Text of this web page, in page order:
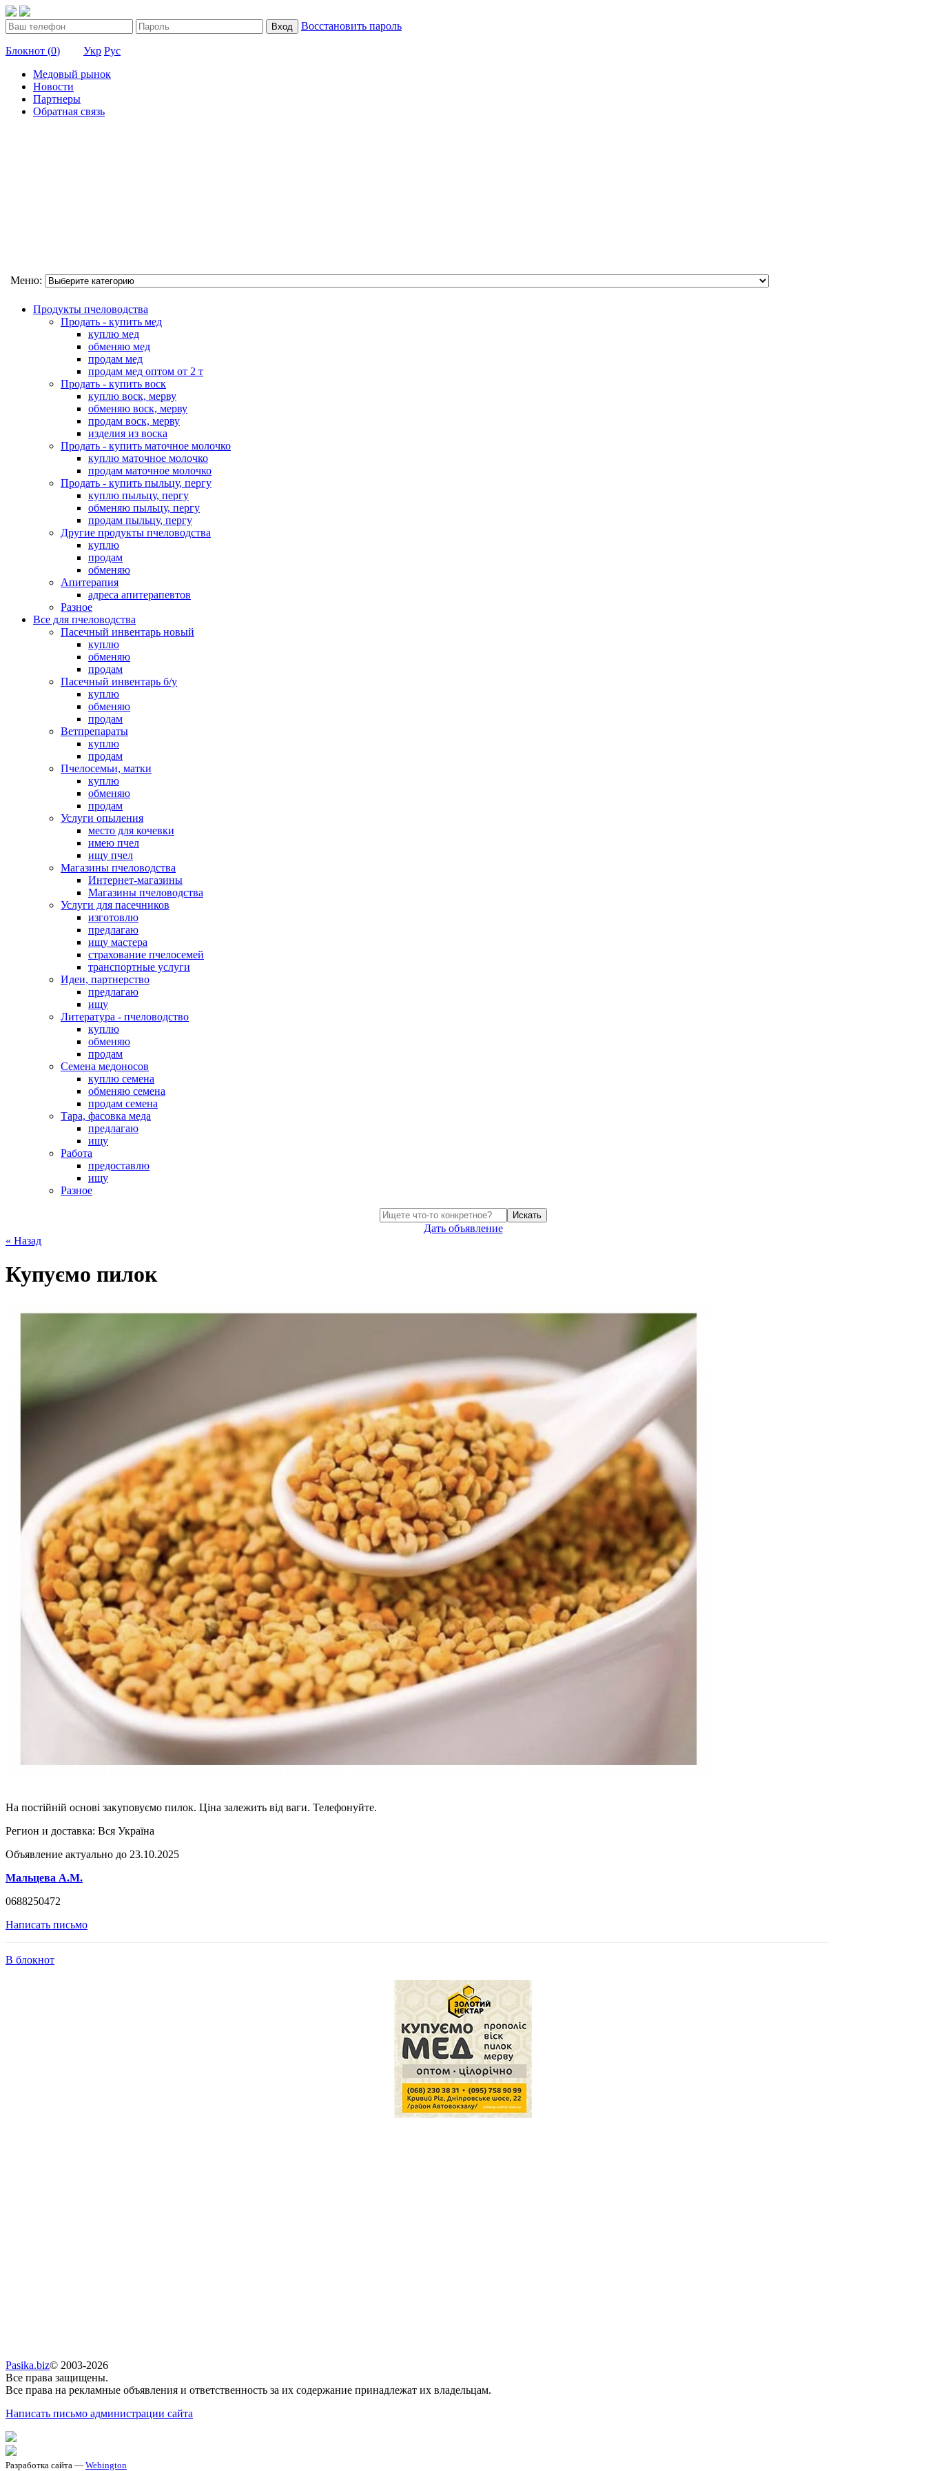
Вход Восстановить пароль
Блокнот (0) Укр Рус
Медовый рынок
Новости
Партнеры
Обратная связь
Меню:
Продукты пчеловодства
Продать - купить мед
куплю мед
обменяю мед
продам мед
продам мед оптом от 2 т
Продать - купить воск
куплю воск, мерву
обменяю воск, мерву
продам воск, мерву
изделия из воска
Продать - купить маточное молочко
куплю маточное молочко
продам маточное молочко
Продать - купить пыльцу, пергу
куплю пыльцу, пергу
обменяю пыльцу, пергу
продам пыльцу, пергу
Другие продукты пчеловодства
куплю
продам
обменяю
Апитерапия
адреса апитерапевтов
Разное
Все для пчеловодства
Пасечный инвентарь новый
куплю
обменяю
продам
Пасечный инвентарь б/у
куплю
обменяю
продам
Ветпрепараты
куплю
продам
Пчелосемьи, матки
куплю
обменяю
продам
Услуги опыления
место для кочевки
имею пчел
ищу пчел
Магазины пчеловодства
Интернет-магазины
Магазины пчеловодства
Услуги для пасечников
изготовлю
предлагаю
ищу мастера
страхование пчелосемей
транспортные услуги
Идеи, партнерство
предлагаю
ищу
Литература - пчеловодство
куплю
обменяю
продам
Семена медоносов
куплю семена
обменяю семена
продам семена
Тара, фасовка меда
предлагаю
ищу
Работа
предоставлю
ищу
Разное
Искать
Дать объявление
« Назад
Купуємо пилок
На постійній основі закуповуємо пилок. Ціна залежить від ваги. Телефонуйте.
Регион и доставка: Вся Україна
Объявление актуально до 23.10.2025
Мальцева А.М.
0688250472
Написать письмо
В блокнот
Pasika.biz© 2003-2026
Все права защищены.
Все права на рекламные объявления и ответственность за их содержание принадлежат их владельцам.
Написать письмо администрации сайта
Разработка сайта — Webington